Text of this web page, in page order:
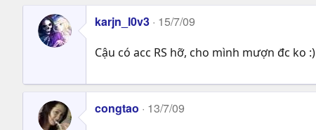
karjn_l0v3 15/7/09
Cậu có acc RS hỡ, cho mình mượn đc ko :)
congtao 13/7/09